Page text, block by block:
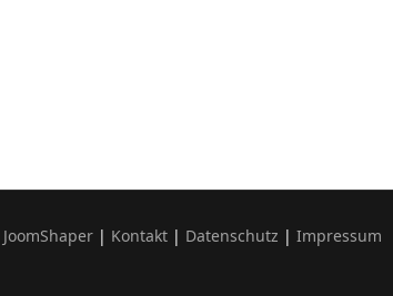
JoomShaper | Kontakt | Datenschutz | Impressum